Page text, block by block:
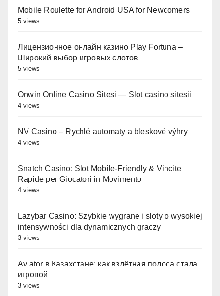
Mobile Roulette for Android USA for Newcomers
5 views
Лицензионное онлайн казино Play Fortuna –
Широкий выбор игровых слотов
5 views
Onwin Online Casino Sitesi — Slot casino sitesii
4 views
NV Casino – Rychlé automaty a bleskové výhry
4 views
Snatch Casino: Slot Mobile‑Friendly & Vincite
Rapide per Giocatori in Movimento
4 views
Lazybar Casino: Szybkie wygrane i sloty o wysokiej
intensywności dla dynamicznych graczy
3 views
Aviator в Казахстане: как взлётная полоса стала
игровой
3 views